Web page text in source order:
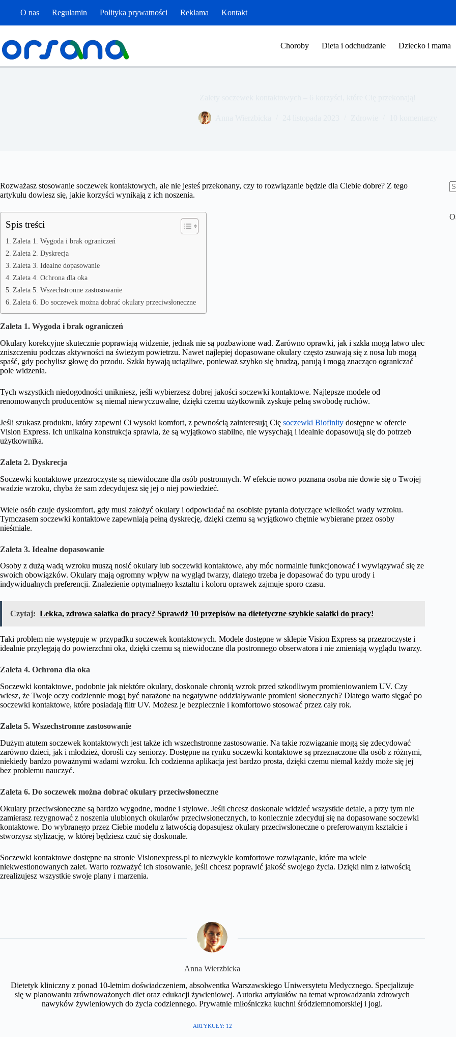
O nas Regulamin Polityka prywatności Reklama Kontakt
Choroby Dieta i odchudzanie Dziecko i mama
Rozważasz stosowanie soczewek kontaktowych, ale nie jesteś przekonany, czy to rozwiązanie będzie dla Ciebie dobre? Z tego
artykułu dowiesz się, jakie korzyści wynikają z ich noszenia.
Spis treści
Zaleta 1. Wygoda i brak ograniczeń
Zaleta 2. Dyskrecja
Zaleta 3. Idealne dopasowanie
Zaleta 4. Ochrona dla oka
Zaleta 5. Wszechstronne zastosowanie
Zaleta 6. Do soczewek można dobrać okulary przeciwsłoneczne
Zaleta 1. Wygoda i brak ograniczeń
Okulary korekcyjne skutecznie poprawiają widzenie, jednak nie są pozbawione wad. Zarówno oprawki, jak i szkła mogą łatwo ulec
zniszczeniu podczas aktywności na świeżym powietrzu. Nawet najlepiej dopasowane okulary często zsuwają się z nosa lub mogą
spaść, gdy pochylisz głowę do przodu. Szkła bywają uciążliwe, ponieważ szybko się brudzą, parują i mogą znacząco ograniczać
pole widzenia.
Tych wszystkich niedogodności unikniesz, jeśli wybierzesz dobrej jakości soczewki kontaktowe. Najlepsze modele od
renomowanych producentów są niemal niewyczuwalne, dzięki czemu użytkownik zyskuje pełną swobodę ruchów.
Jeśli szukasz produktu, który zapewni Ci wysoki komfort, z pewnością zainteresują Cię soczewki Biofinity dostępne w ofercie
Vision Express. Ich unikalna konstrukcja sprawia, że są wyjątkowo stabilne, nie wysychają i idealnie dopasowują się do potrzeb
użytkownika.
Zaleta 2. Dyskrecja
Soczewki kontaktowe przezroczyste są niewidoczne dla osób postronnych. W efekcie nowo poznana osoba nie dowie się o Twojej
wadzie wzroku, chyba że sam zdecydujesz się jej o niej powiedzieć.
Wiele osób czuje dyskomfort, gdy musi założyć okulary i odpowiadać na osobiste pytania dotyczące wielkości wady wzroku.
Tymczasem soczewki kontaktowe zapewniają pełną dyskrecję, dzięki czemu są wyjątkowo chętnie wybierane przez osoby
nieśmiałe.
Zaleta 3. Idealne dopasowanie
Osoby z dużą wadą wzroku muszą nosić okulary lub soczewki kontaktowe, aby móc normalnie funkcjonować i wywiązywać się ze
swoich obowiązków. Okulary mają ogromny wpływ na wygląd twarzy, dlatego trzeba je dopasować do typu urody i
indywidualnych preferencji. Znalezienie optymalnego kształtu i koloru oprawek zajmuje sporo czasu.
Czytaj: Lekka, zdrowa sałatka do pracy? Sprawdź 10 przepisów na dietetyczne szybkie sałatki do pracy!
Taki problem nie występuje w przypadku soczewek kontaktowych. Modele dostępne w sklepie Vision Express są przezroczyste i
idealnie przylegają do powierzchni oka, dzięki czemu są niewidoczne dla postronnego obserwatora i nie zmieniają wyglądu twarzy.
Zaleta 4. Ochrona dla oka
Soczewki kontaktowe, podobnie jak niektóre okulary, doskonale chronią wzrok przed szkodliwym promieniowaniem UV. Czy
wiesz, że Twoje oczy codziennie mogą być narażone na negatywne oddziaływanie promieni słonecznych? Dlatego warto sięgać po
soczewki kontaktowe, które posiadają filtr UV. Możesz je bezpiecznie i komfortowo stosować przez cały rok.
Zaleta 5. Wszechstronne zastosowanie
Dużym atutem soczewek kontaktowych jest także ich wszechstronne zastosowanie. Na takie rozwiązanie mogą się zdecydować
zarówno dzieci, jak i młodzież, dorośli czy seniorzy. Dostępne na rynku soczewki kontaktowe są przeznaczone dla osób z różnymi,
niekiedy bardzo poważnymi wadami wzroku. Ich codzienna aplikacja jest bardzo prosta, dzięki czemu niemal każdy może się jej
bez problemu nauczyć.
Zaleta 6. Do soczewek można dobrać okulary przeciwsłoneczne
Okulary przeciwsłoneczne są bardzo wygodne, modne i stylowe. Jeśli chcesz doskonale widzieć wszystkie detale, a przy tym nie
zamierasz rezygnować z noszenia ulubionych okularów przeciwsłonecznych, to koniecznie zdecyduj się na dopasowane soczewki
kontaktowe. Do wybranego przez Ciebie modelu z łatwością dopasujesz okulary przeciwsłoneczne o preferowanym kształcie i
stworzysz stylizację, w której będziesz czuć się doskonale.
Soczewki kontaktowe dostępne na stronie Visionexpress.pl to niezwykle komfortowe rozwiązanie, które ma wiele
niekwestionowanych zalet. Warto rozważyć ich stosowanie, jeśli chcesz poprawić jakość swojego życia. Dzięki nim z łatwością
zrealizujesz wszystkie swoje plany i marzenia.
Anna Wierzbicka
Dietetyk kliniczny z ponad 10-letnim doświadczeniem, absolwentka Warszawskiego Uniwersytetu Medycznego. Specjalizuje
się w planowaniu zrównoważonych diet oraz edukacji żywieniowej. Autorka artykułów na temat wprowadzania zdrowych
nawyków żywieniowych do życia codziennego. Prywatnie miłośniczka kuchni śródziemnomorskiej i jogi.​
ARTYKUŁY: 12